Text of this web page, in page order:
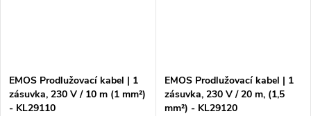
EMOS Prodlužovací kabel | 1
zásuvka, 230 V / 10 m (1 mm²)
- KL29110
EMOS Prodlužovací kabel | 1
zásuvka, 230 V / 20 m, (1,5
mm²) - KL29120